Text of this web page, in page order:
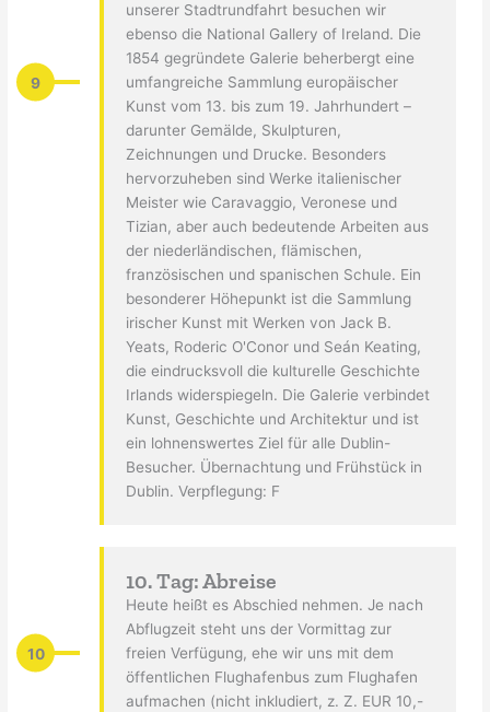
9
unserer Stadtrundfahrt besuchen wir
ebenso die National Gallery of Ireland. Die
1854 gegründete Galerie beherbergt eine
umfangreiche Sammlung europäischer
Kunst vom 13. bis zum 19. Jahrhundert –
darunter Gemälde, Skulpturen,
Zeichnungen und Drucke. Besonders
hervorzuheben sind Werke italienischer
Meister wie Caravaggio, Veronese und
Tizian, aber auch bedeutende Arbeiten aus
der niederländischen, flämischen,
französischen und spanischen Schule. Ein
besonderer Höhepunkt ist die Sammlung
irischer Kunst mit Werken von Jack B.
Yeats, Roderic O'Conor und Seán Keating,
die eindrucksvoll die kulturelle Geschichte
Irlands widerspiegeln. Die Galerie verbindet
Kunst, Geschichte und Architektur und ist
ein lohnenswertes Ziel für alle Dublin-
Besucher. Übernachtung und Frühstück in
Dublin. Verpflegung: F
10
10. Tag: Abreise
Heute heißt es Abschied nehmen. Je nach
Abflugzeit steht uns der Vormittag zur
freien Verfügung, ehe wir uns mit dem
öffentlichen Flughafenbus zum Flughafen
aufmachen (nicht inkludiert, z. Z. EUR 10,-